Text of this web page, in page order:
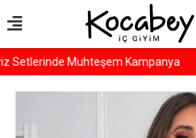
Setlerinde Muhteşem Kampanya